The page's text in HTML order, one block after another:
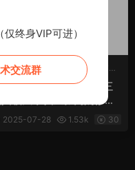
S-三国兵临天下
S-三国兵临天
页游服务端
创 三网H5策略手游【三
兵临天下代金券内购修复
】Linux手工服务端+管理
台+GM授权后台+简易安
2025-07-28 1.53k 30
终身VIP可进）
交流群